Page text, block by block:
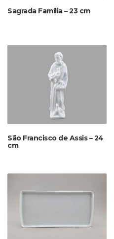
Sagrada Família – 23 cm
São Francisco de Assis – 24
cm